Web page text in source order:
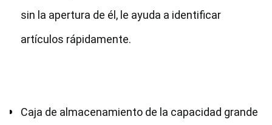
sin la apertura de él, le ayuda a identificar
artículos rápidamente.
Caja de almacenamiento de la capacidad grande